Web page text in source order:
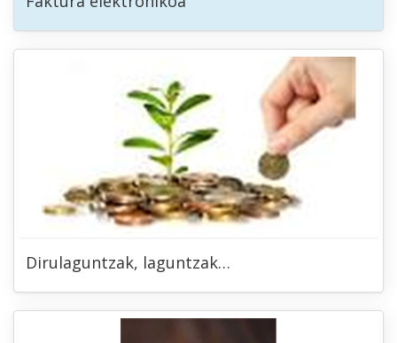
Dirulaguntzak, laguntzak…